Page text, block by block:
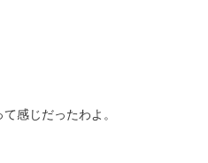
感じだったわよ。